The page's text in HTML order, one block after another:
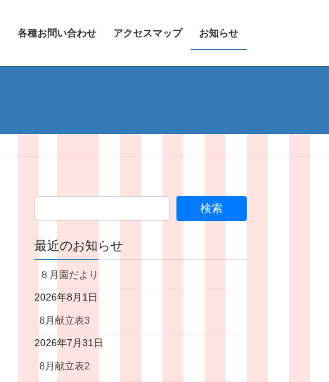
各種お問い合わせ アクセスマップ お知らせ
最近のお知らせ
８月園だより
2026年8月1日
8月献立表3
2026年7月31日
8月献立表2